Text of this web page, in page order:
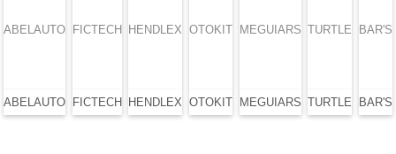
ABELAUTO FICTECH HENDLEX OTOKIT MEGUIARS TURTLE
BAR'S